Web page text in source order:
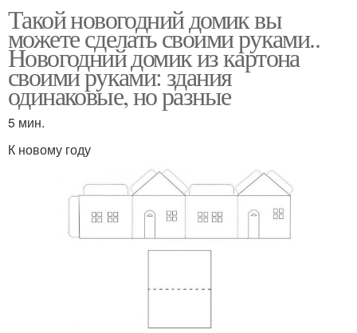
Такой новогодний домик вы
можете сделать своими руками..
Новогодний домик из картона
своими руками: здания
одинаковые, но разные
5 мин.
К новому году